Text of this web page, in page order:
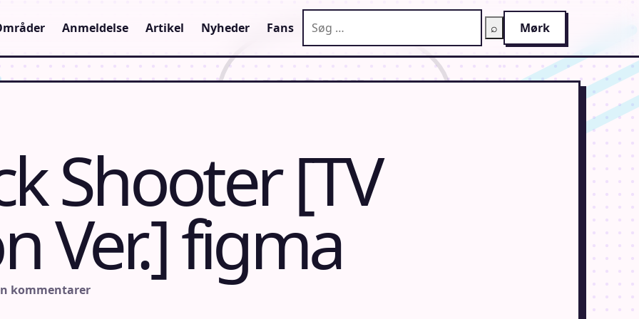
Anmeldelse Artikel Nyheder Fans ⌕ Mørk
Shooter [TV
Ver.] figma
kommentarer